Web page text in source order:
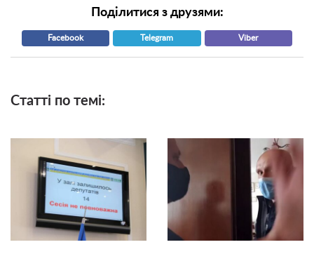
Поділитися з друзями:
Facebook Telegram Viber
Статті по темі: